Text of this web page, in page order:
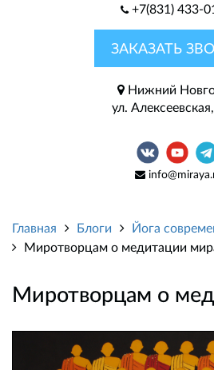
+7(831) 433-
ЗАКАЗАТЬ
Нижний
ул.
Главная Блоги
Йога
Миротворцам о медитации
Миротворцам о